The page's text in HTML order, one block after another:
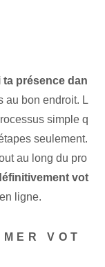
ta présence dan
au bon endroit. L
simple q
seulement.
au long du pro
vot
ligne.
VOT